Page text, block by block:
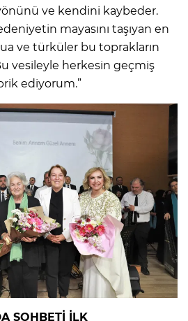
ve kendini kaybeder.
mayasını taşıyan en
ve türküler bu toprakların
vesileyle herkesin geçmiş
ediyorum.”
SOHBETİ İLK